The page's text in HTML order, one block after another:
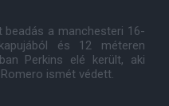
a manchesteri 16-
és 12 méteren
Perkins elé került, aki
ismét védett.